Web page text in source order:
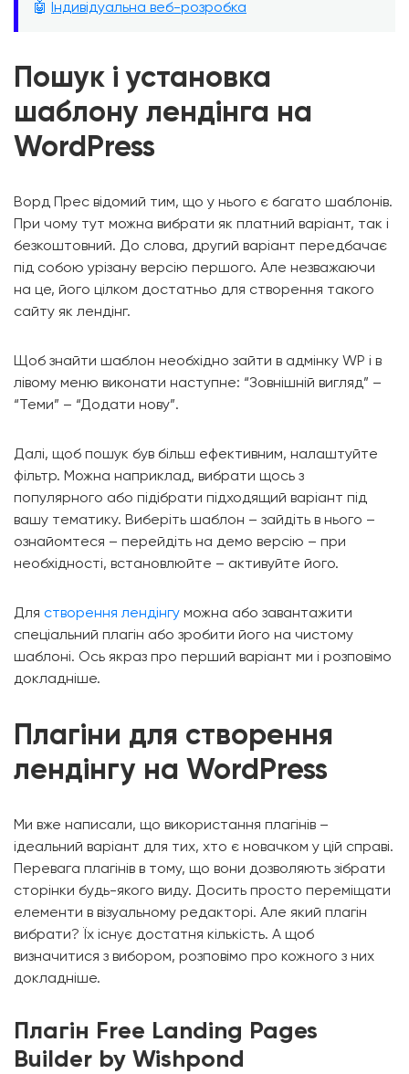
🤖 Індивідуальна веб-розробка
Пошук і установка
шаблону лендінга на
WordPress
Ворд Прес відомий тим, що у нього є багато шаблонів.
При чому тут можна вибрати як платний варіант, так і
безкоштовний. До слова, другий варіант передбачає
під собою урізану версію першого. Але незважаючи
на це, його цілком достатньо для створення такого
сайту як лендінг.
Щоб знайти шаблон необхідно зайти в адмінку WP і в
лівому меню виконати наступне: “Зовнішній вигляд” –
“Теми” – “Додати нову”.
Далі, щоб пошук був більш ефективним, налаштуйте
фільтр. Можна наприклад, вибрати щось з
популярного або підібрати підходящий варіант під
вашу тематику. Виберіть шаблон – зайдіть в нього –
ознайомтеся – перейдіть на демо версію – при
необхідності, встановлюйте – активуйте його.
Для створення лендінгу можна або завантажити
спеціальний плагін або зробити його на чистому
шаблоні. Ось якраз про перший варіант ми і розповімо
докладніше.
Плагіни для створення
лендінгу на WordPress
Ми вже написали, що використання плагінів –
ідеальний варіант для тих, хто є новачком у цій справі.
Перевага плагінів в тому, що вони дозволяють зібрати
сторінки будь-якого виду. Досить просто переміщати
елементи в візуальному редакторі. Але який плагін
вибрати? Їх існує достатня кількість. А щоб
визначитися з вибором, розповімо про кожного з них
докладніше.
Плагін Free Landing Pages
Builder by Wishpond